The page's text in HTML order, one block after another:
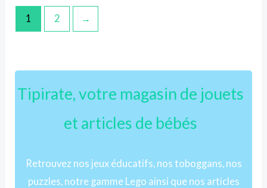
1 2 →
Tipirate, votre magasin de jouets
et articles de bébés
Retrouvez nos jeux éducatifs, nos toboggans, nos
puzzles, notre gamme Lego ainsi que nos articles